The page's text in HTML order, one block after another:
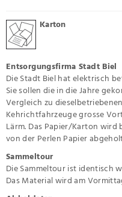
Karton
Entsorgungsfirma Stadt Biel
Die Stadt Biel hat elektrisch
Sie sollen die in die Jahre
Vergleich zu
Kehrichtfahrzeuge grosse
Lärm. Das Papier/Karton wird
von der Perlen Papier
Sammeltour
Die Sammeltour ist identisch
Das Material wird am